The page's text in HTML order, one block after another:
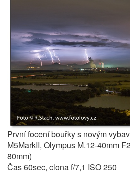
První focení bouřky s novým
M5MarkII, Olympus M.12-40mm
80mm)
Čas 60sec, clona f/7,1 ISO 250